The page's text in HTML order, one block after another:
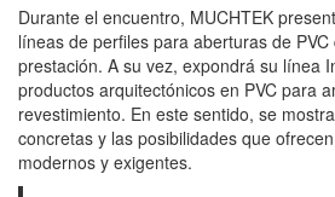
Durante el encuentro, MUCHTEK
líneas de perfiles para aberturas de
prestación. A su vez, expondrá su línea
productos arquitectónicos en PVC para
revestimiento. En este sentido, se
concretas y las posibilidades que
modernos y exigentes.